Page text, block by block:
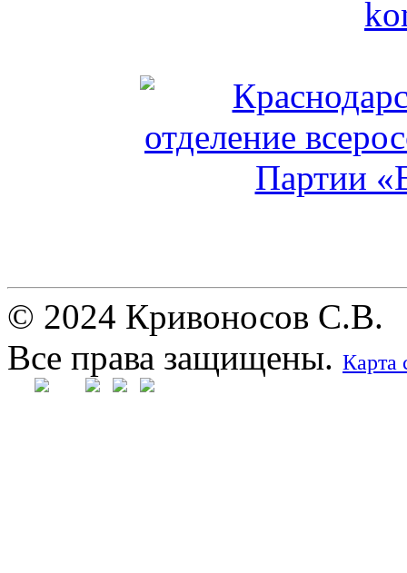
© 2024 Кривоносов С.В.
Все права защищены. Карта